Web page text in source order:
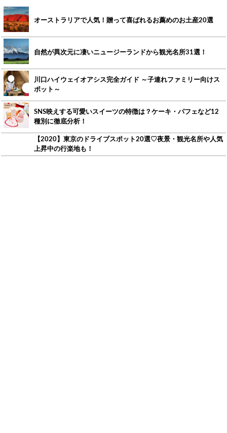
オーストラリアで人気！贈って喜ばれるお薦めのお土産20選
自然が異次元に凄いニュージーランドから観光名所31選！
川口ハイウェイオアシス完全ガイド ～子連れファミリー向けス
ポット～
SNS映えする可愛いスイーツの特徴は？ケーキ・パフェなど12
種別に徹底分析！
【2020】東京のドライブスポット20選♡夜景・観光名所や人気
上昇中の行楽地も！